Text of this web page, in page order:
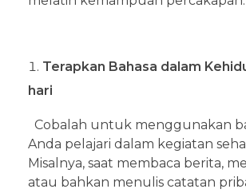
Terapkan Bahasa dalam
hari
Cobalah untuk menggunakan
Anda pelajari dalam kegiatan
Misalnya, saat membaca berita,
atau bahkan menulis catatan